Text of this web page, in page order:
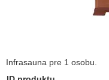
Infrasauna pre 1 osobu.